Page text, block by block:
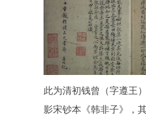
此为清初钱曾（字遵王
影宋钞本《韩非子》，